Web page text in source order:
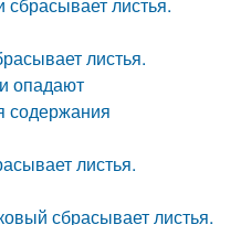
листья.
опадают
содержания
листья.
сбрасывает листья.